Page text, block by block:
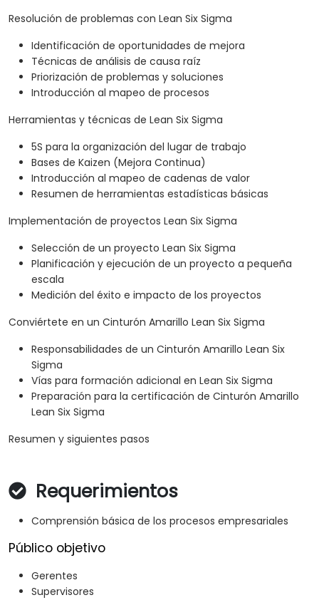
Resolución de problemas con Lean Six Sigma
Identificación de oportunidades de mejora
Técnicas de análisis de causa raíz
Priorización de problemas y soluciones
Introducción al mapeo de procesos
Herramientas y técnicas de Lean Six Sigma
5S para la organización del lugar de trabajo
Bases de Kaizen (Mejora Continua)
Introducción al mapeo de cadenas de valor
Resumen de herramientas estadísticas básicas
Implementación de proyectos Lean Six Sigma
Selección de un proyecto Lean Six Sigma
Planificación y ejecución de un proyecto a pequeña
escala
Medición del éxito e impacto de los proyectos
Conviértete en un Cinturón Amarillo Lean Six Sigma
Responsabilidades de un Cinturón Amarillo Lean Six
Sigma
Vías para formación adicional en Lean Six Sigma
Preparación para la certificación de Cinturón Amarillo
Lean Six Sigma
Resumen y siguientes pasos
Requerimientos
Comprensión básica de los procesos empresariales
Público objetivo
Gerentes
Supervisores